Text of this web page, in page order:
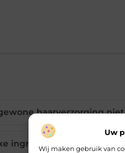
Uw
Wij maken gebruik van
haarverzorging
ingrediënten zijn het